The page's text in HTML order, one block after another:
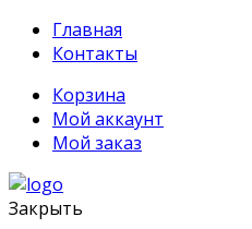
Главная
Контакты
Корзина
Мой аккаунт
Мой заказ
Закрыть